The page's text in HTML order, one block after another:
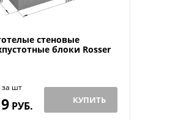
стеновые
блоки Rosser
шт
РУБ. КУПИТЬ